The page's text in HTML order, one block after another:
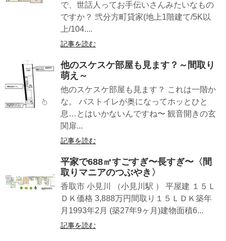
で、世話人ってお手伝いさんみたいなもの
ですか？ 弐分方町貸家(地上1階建て/5K以
上/104....
記事を読む
他のスケスケ部屋も見ます？～間取り
萌え～
他のスケスケ部屋も見ます？ これは一階か
な。 バストイレが奥になってホッとひと
息…とはいかないんですね〜 観音開きの玄
関扉...
記事を読む
平家で688㎡️すごすぎ〜長すぎ〜〈間
取りマニアのつぶやき〉
香取市 小見川 （小見川駅 ） 平屋建 １５Ｌ
ＤＫ価格 3,888万円間取り１５ＬＤＫ築年
月1993年2月 (築27年9ヶ月)建物面積6...
記事を読む